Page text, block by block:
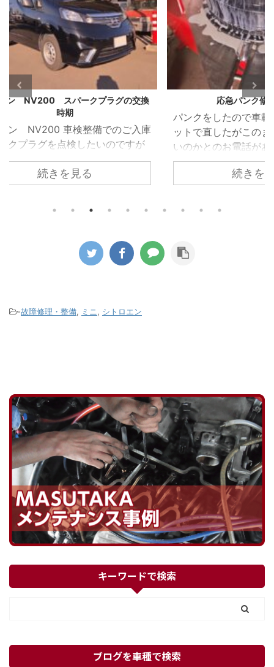
交換
入庫
すが
ール
しか
ませ
応急パンク修理の後は
パンクをしたので車載のパンク修理キ
ットで直したがこのまま乗り続けて良
いのかとのお電話がありました。 車載
のパンク修理キットはあくまでも応急
的に使うものなのでパンク修理箇所の
しています。 修理剤を使用したタイヤ
がどのようになっているか診ていきま
が大量に出てきます。 この液剤がパン
VW
VW
受け
れた
れて
でし
-故障修理・整備, ミニ , シトロエン
キーワードで検索
ブログを車種で検索